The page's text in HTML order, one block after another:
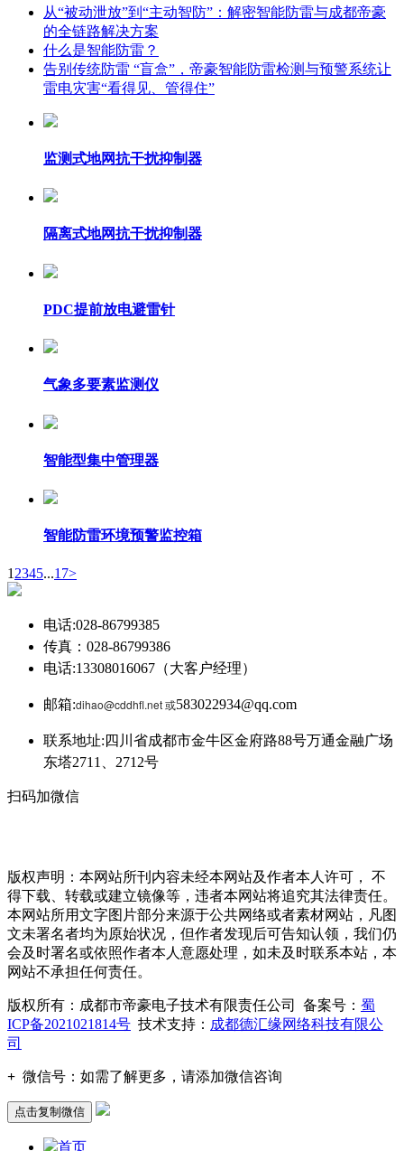
从“被动泄放”到“主动智防”：解密智能防雷与成都帝豪
的全链路解决方案
什么是智能防雷？
告别传统防雷 “盲盒”，帝豪智能防雷检测与预警系统让
雷电灾害“看得见、管得住”
监测式地网抗干扰抑制器
隔离式地网抗干扰抑制器
PDC提前放电避雷针
气象多要素监测仪
智能型集中管理器
智能防雷环境预警监控箱
1 2345...17>
电话:028-86799385
传真：028-86799386
电话:13308016067（大客户经理）
邮箱:dihao@cddhfl.net 或583022934@qq.com
联系地址:四川省成都市金牛区金府路88号万通金融广场
东塔2711、2712号
扫码加微信
版权声明：本网站所刊内容未经本网站及作者本人许可， 不
得下载、转载或建立镜像等，违者本网站将追究其法律责任。
本网站所用文字图片部分来源于公共网络或者素材网站，凡图
文未署名者均为原始状况，但作者发现后可告知认领，我们仍
会及时署名或依照作者本人意愿处理，如未及时联系本站，本
网站不承担任何责任。
版权所有：成都市帝豪电子技术有限责任公司 备案号： 蜀
ICP备2021021814号 技术支持： 成都德汇缘网络科技有限公
司
+ 微信号： 如需了解更多，请添加微信咨询
点击复制微信
首页